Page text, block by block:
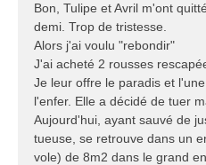
Bon, Tulipe et Avril m'ont
demi. Trop de tristesse.
Alors j'ai voulu "rebondir"
J'ai acheté 2 rousses
Je leur offre le paradis et
l'enfer. Elle a décidé de tuer
Aujourd'hui, ayant sauvé de
tueuse, se retrouve dans un
vole) de 8m2 dans le grand